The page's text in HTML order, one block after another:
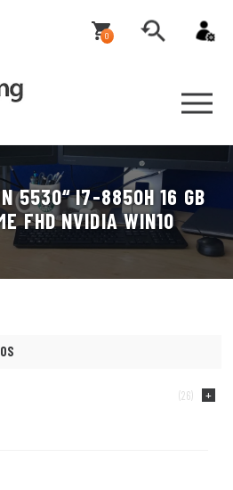
0
5530“ I7-8850H 16 GB
FHD NVIDIA WIN10
(26)